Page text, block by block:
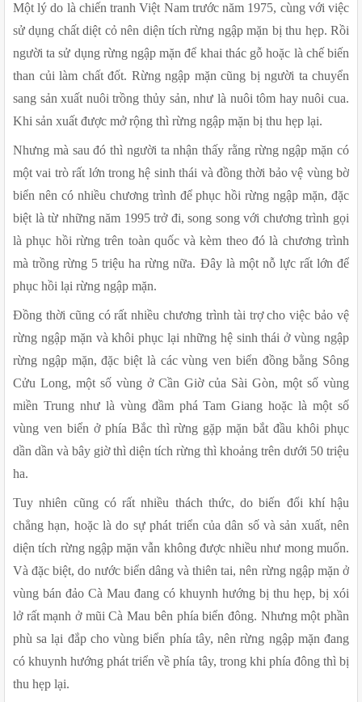
Một lý do là chiến tranh Việt Nam trước năm 1975, cùng với việc
sử dụng chất diệt cỏ nên diện tích rừng ngập mặn bị thu hẹp. Rồi
người ta sử dụng rừng ngập mặn để khai thác gỗ hoặc là chế biến
than củi làm chất đốt. Rừng ngập mặn cũng bị người ta chuyển
sang sản xuất nuôi trồng thủy sản, như là nuôi tôm hay nuôi cua.
Khi sản xuất được mở rộng thì rừng ngập mặn bị thu hẹp lại.
Nhưng mà sau đó thì người ta nhận thấy rằng rừng ngập mặn có
một vai trò rất lớn trong hệ sinh thái và đồng thời bảo vệ vùng bờ
biển nên có nhiều chương trình để phục hồi rừng ngập mặn, đặc
biệt là từ những năm 1995 trở đi, song song với chương trình gọi
là phục hồi rừng trên toàn quốc và kèm theo đó là chương trình
mà trồng rừng 5 triệu ha rừng nữa. Đây là một nỗ lực rất lớn để
phục hồi lại rừng ngập mặn.
Đồng thời cũng có rất nhiều chương trình tài trợ cho việc bảo vệ
rừng ngập mặn và khôi phục lại những hệ sinh thái ở vùng ngập
rừng ngập mặn, đặc biệt là các vùng ven biển đồng bằng Sông
Cửu Long, một số vùng ở Cần Giờ của Sài Gòn, một số vùng
miền Trung như là vùng đầm phá Tam Giang hoặc là một số
vùng ven biển ở phía Bắc thì rừng gặp mặn bắt đầu khôi phục
dần dần và bây giờ thì diện tích rừng thì khoảng trên dưới 50 triệu
ha.
Tuy nhiên cũng có rất nhiều thách thức, do biến đổi khí hậu
chẳng hạn, hoặc là do sự phát triển của dân số và sản xuất, nên
diện tích rừng ngập mặn vẫn không được nhiều như mong muốn.
Và đặc biệt, do nước biển dâng và thiên tai, nên rừng ngập mặn ở
vùng bán đảo Cà Mau đang có khuynh hướng bị thu hẹp, bị xói
lở rất mạnh ở mũi Cà Mau bên phía biển đông. Nhưng một phần
phù sa lại đắp cho vùng biển phía tây, nên rừng ngập mặn đang
có khuynh hướng phát triển về phía tây, trong khi phía đông thì bị
thu hẹp lại.